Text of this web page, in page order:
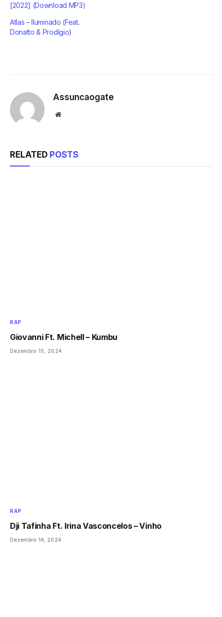
[2022] (Download MP3)
Atlas – Iluminado (Feat.
Donatto & Prodígio)
Assuncaogate
Website
RELATED POSTS
RAP
Giovanni Ft. Michell – Kumbu
Dezembro 15, 2024
RAP
Dji Tafinha Ft. Irina Vasconcelos – Vinho
Dezembro 14, 2024